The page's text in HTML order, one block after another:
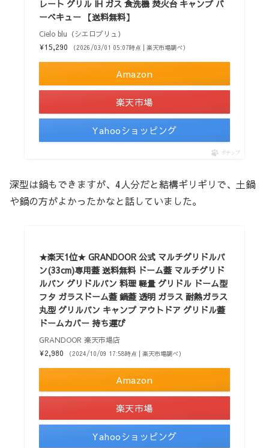
レート グリル IH ガス 食洗機 焚火台 キャンプ バ
ーベキュー 【送料無料】
Cielo blu（シエロブリュ）
¥15,290
（2026/03/01 05:07時点 | 楽天市場調べ）
Amazon
楽天市場
Yahooショッピング
ポチップ
深型は鍋もできますが、4人分だと結構ギリギリで、土鍋
や鍋の方がよかったかなと話していました。
★楽天1位★ GRANDOOR 公式 マルチグリドルパ
ン(33cm)専用蓋 送料無料 ドーム蓋 マルチグリド
ルパン グリドルパン 料理 軽量 グリドル ドーム型
フタ ガラスドーム蓋 鍋蓋 透明 ガラス 耐熱ガラス
丸型 グリルパン キャンプ アウトドア グリドル蓋
ドームカバー 持ち運び
GRANDOOR 楽天市場店
¥2,980
（2024/10/09 17:58時点 | 楽天市場調べ）
Amazon
楽天市場
Yahooショッピング